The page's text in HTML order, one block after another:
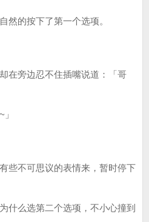
然的按下了第一个选项。
在旁边忍不住插嘴说道：「哥
些不可思议的表情来，暂时停下
什么选第二个选项，不小心撞到